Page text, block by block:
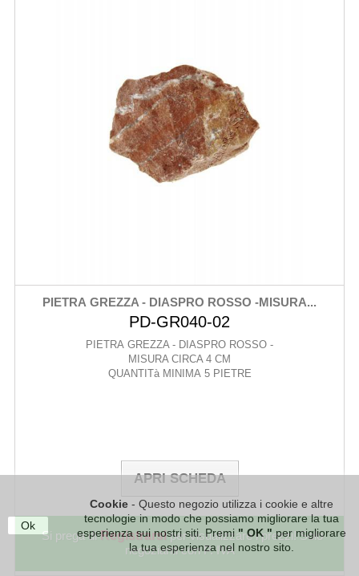
Ok
Cookie - Questo negozio utilizza i cookie e altre
tecnologie in modo che possiamo migliorare la tua
esperienza sui nostri siti. Premi " OK "per migliorare
la tua esperienza nel nostro sito.
PIETRA GREZZA - DIASPRO ROSSO -MISURA...
PD-GR040-02
PIETRA GREZZA - DIASPRO ROSSO -
MISURA CIRCA 4 CM
QUANTITà MINIMA 5 PIETRE
APRI SCHEDA
Si prega di Registrarsi per visualizzare i prezzi! Solo
negozianti con P. IVA